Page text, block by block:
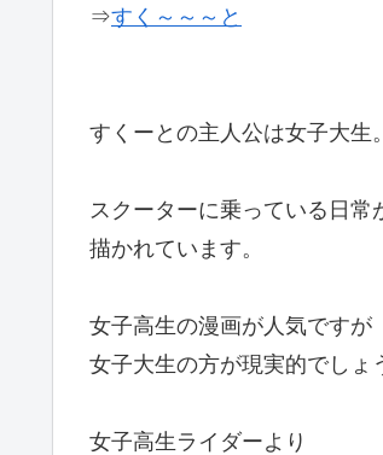
⇒すく～～～と
すくーとの主人公は女子大生
スクーターに乗っている日常
描かれています。
女子高生の漫画が人気ですが
女子大生の方が現実的でしょ
女子高生ライダーより